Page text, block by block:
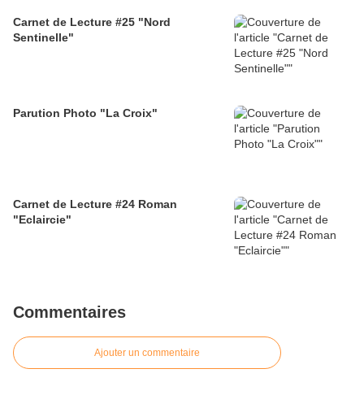
Carnet de Lecture #25 "Nord
Sentinelle"
Parution Photo "La Croix"
Carnet de Lecture #24 Roman
"Eclaircie"
Commentaires
Ajouter un commentaire